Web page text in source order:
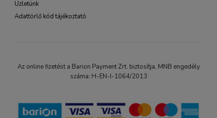
Üzletünk
Adattörlő kód tájékoztató
Az online fizetést a Barion Payment Zrt. biztosítja, MNB engedély
száma: H-EN-I-1064/2013